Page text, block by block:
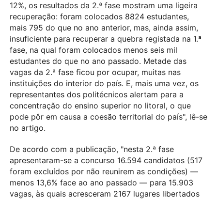
12%, os resultados da 2.ª fase mostram uma ligeira
recuperação: foram colocados 8824 estudantes,
mais 795 do que no ano anterior, mas, ainda assim,
insuficiente para recuperar a quebra registada na 1.ª
fase, na qual foram colocados menos seis mil
estudantes do que no ano passado. Metade das
vagas da 2.ª fase ficou por ocupar, muitas nas
instituições do interior do país. E, mais uma vez, os
representantes dos politécnicos alertam para a
concentração do ensino superior no litoral, o que
pode pôr em causa a coesão territorial do país", lê-se
no artigo.
De acordo com a publicação, "nesta 2.ª fase
apresentaram-se a concurso 16.594 candidatos (517
foram excluídos por não reunirem as condições) —
menos 13,6% face ao ano passado — para 15.903
vagas, às quais acresceram 2167 lugares libertados